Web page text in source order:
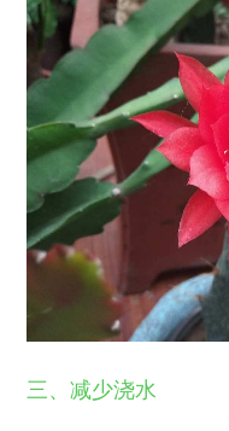
三、减少浇水